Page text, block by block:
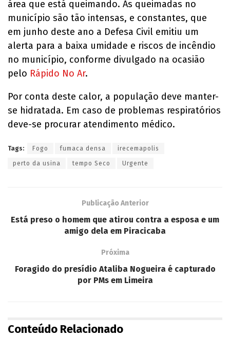
área que está queimando. As queimadas no
município são tão intensas, e constantes, que
em junho deste ano a Defesa Civil emitiu um
alerta para a baixa umidade e riscos de incêndio
no município, conforme divulgado na ocasião
pelo Rápido No Ar.
Por conta deste calor, a população deve manter-
se hidratada. Em caso de problemas respiratórios
deve-se procurar atendimento médico.
Tags: Fogo fumaca densa irecemapolis
perto da usina tempo Seco Urgente
Publicação Anterior
Está preso o homem que atirou contra a esposa e um
amigo dela em Piracicaba
Próxima
Foragido do presídio Ataliba Nogueira é capturado
por PMs em Limeira
Conteúdo Relacionado